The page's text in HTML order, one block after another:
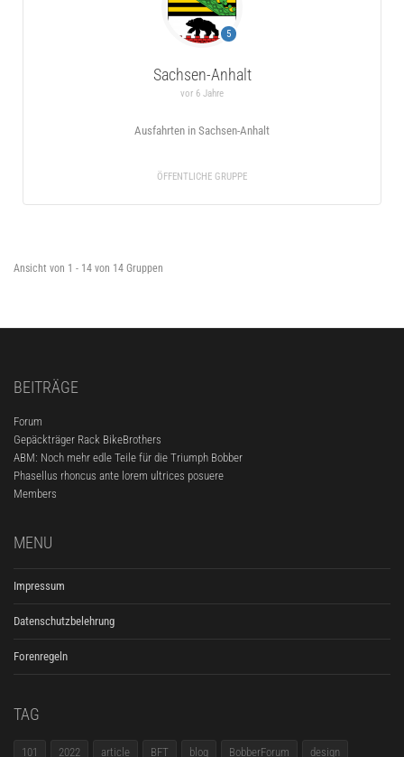
5
Sachsen-Anhalt
vor 6 Jahre
Ausfahrten in Sachsen-Anhalt
ÖFFENTLICHE GRUPPE
Ansicht von 1 - 14 von 14 Gruppen
BEITRÄGE
Forum
Gepäckträger Rack BikeBrothers
ABM: Noch mehr edle Teile für die Triumph Bobber
Phasellus rhoncus ante lorem ultrices posuere
Members
MENU
Impressum
Datenschutzbelehrung
Forenregeln
TAG
101 2022 article BFT blog BobberForum design